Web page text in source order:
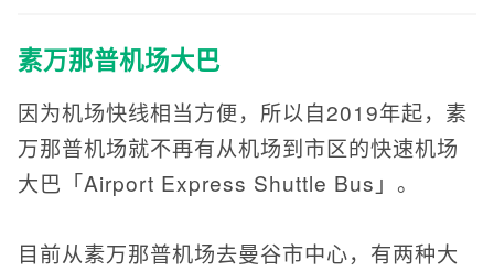
素万那普机场大巴
因为机场快线相当方便，所以自2019年起，素
万那普机场就不再有从机场到市区的快速机场
大巴「Airport Express Shuttle Bus」。
目前从素万那普机场去曼谷市中心，有两种大